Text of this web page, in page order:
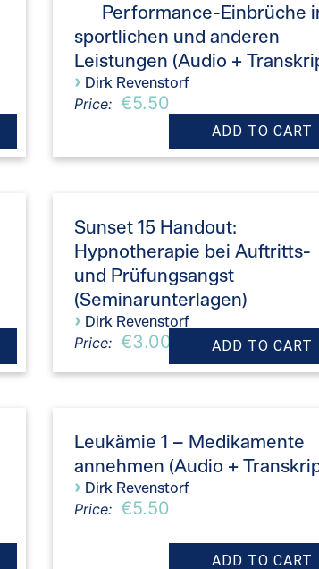
Performance-Einbrüche
sportlichen und anderen
Leistungen (Audio +
› Dirk Revenstorf
Price: €5.50
Sunset 15 Handout:
Hypnotherapie bei Auftritts-
und Prüfungsangst
(Seminarunterlagen)
› Dirk Revenstorf
Price: €3.00
Leukämie 1 – Medikamente
annehmen (Audio +
› Dirk Revenstorf
Price: €5.50